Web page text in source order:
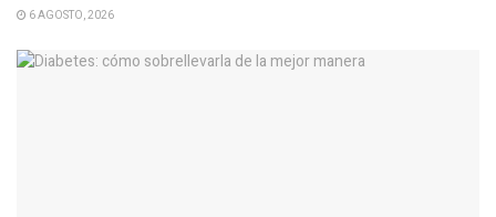
6 AGOSTO, 2026